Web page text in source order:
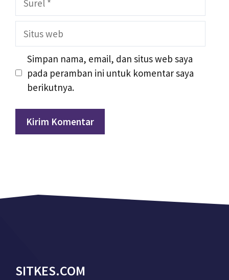
Situs
Simpan nama, email, dan situs web saya
pada peramban ini untuk komentar saya
berikutnya.
SITKES.COM